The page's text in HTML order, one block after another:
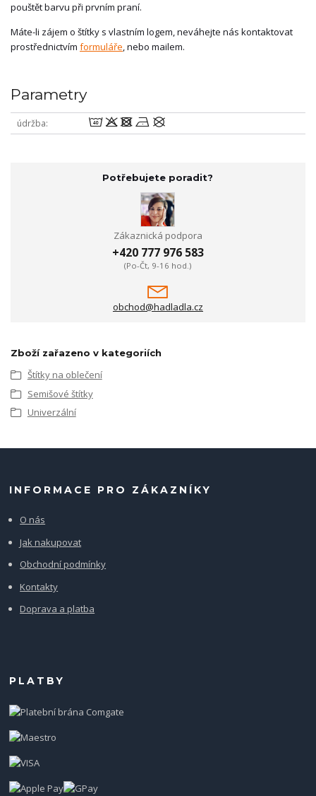
pouštět barvu při prvním praní.
Máte-li zájem o štítky s vlastním logem, neváhejte nás kontaktovat
prostřednictvím formuláře, nebo mailem.
Parametry
údržba 8odnU
Potřebujete poradit?
Zákaznická podpora
+420 777 976 583
(Po-Čt, 9-16 hod.)
obchod@hadladla.cz
Zboží zařazeno v kategoriích
Štítky na oblečení
Semišové štítky
Univerzální
INFORMACE PRO ZÁKAZNÍKY
O nás
Jak nakupovat
Obchodní podmínky
Kontakty
Doprava a platba
PLATBY